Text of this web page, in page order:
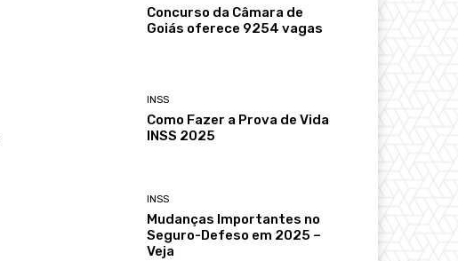
Concurso da Câmara de
Goiás oferece 9254 vagas
INSS
Como Fazer a Prova de Vida
INSS 2025
INSS
Mudanças Importantes no
Seguro-Defeso em 2025 –
Veja